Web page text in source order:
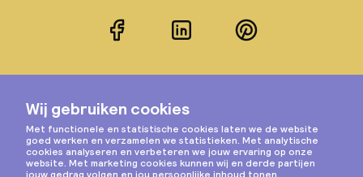
FacebookLinkedInPinterest
Instagram